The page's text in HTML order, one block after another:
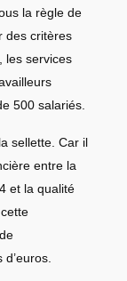
la règle de
des critères
les services
500 salariés.
sellette. Car il
entre la
et la qualité